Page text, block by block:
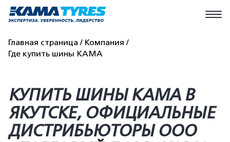
Главная страница
Компания
Где купить шины КАМА
КУПИТЬ ШИНЫ KAMA В
ЯКУТСКЕ, ОФИЦИАЛЬНЫЕ
ДИСТРИБЬЮТОРЫ ООО